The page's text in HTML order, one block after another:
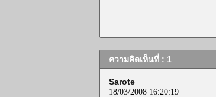
ความคิดเห็นที่ : 1
Sarote
18/03/2008 16:20:19